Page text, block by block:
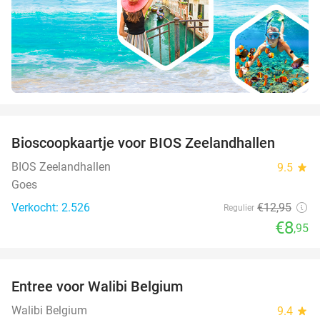
Bioscoopkaartje voor BIOS Zeelandhallen
BIOS Zeelandhallen 9.5 star
Goes
Verkocht: 2.526
Regulier €12,95
€8,95
Entree voor Walibi Belgium
Walibi Belgium 9.4 star